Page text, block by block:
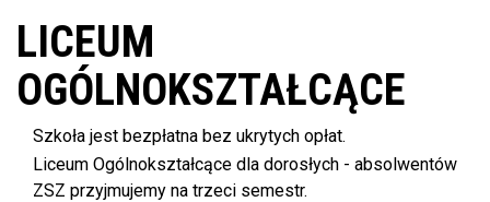
LICEUM
OGÓLNOKSZTAŁCĄCE
Szkoła jest bezpłatna bez ukrytych opłat.
Liceum Ogólnokształcące dla dorosłych - absolwentów
ZSZ przyjmujemy na trzeci semestr.